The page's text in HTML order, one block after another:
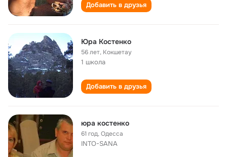
Добавить в друзья
Юра Костенко
56 лет, Кокшетау
1 школа
Добавить в друзья
юра костенко
61 год,Одесса
INTO-SANA